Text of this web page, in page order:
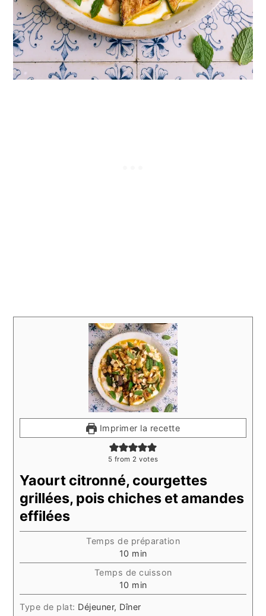
Imprimer la recette
5 from 2 votes
Yaourt citronné, courgettes
grillées, pois chiches et amandes
effilées
Temps de préparation
10 minutes
min
Temps de cuisson
10 minutes
min
Type de plat: Déjeuner, Dîner